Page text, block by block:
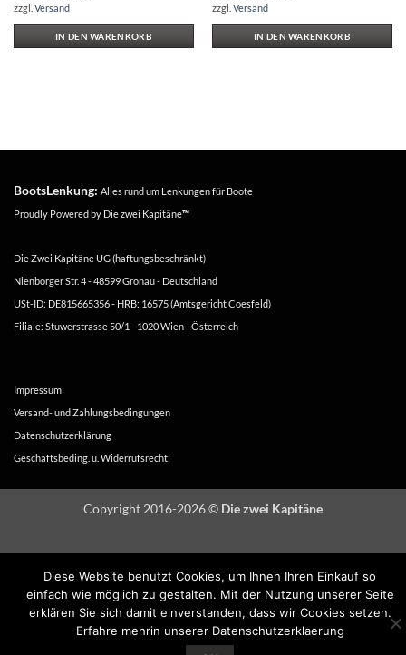
zzgl. Versand
IN DEN WARENKORB
zzgl. Versand
IN DEN WARENKORB
BootsLenkung: Alles rund um Lenkungen für Boote
Proudly Powered by Die zwei Kapitäne™
Die Zwei Kapitäne UG (haftungsbeschränkt)
Nienborger Str. 4 - 48599 Gronau - Deutschland
USt-ID: DE815665356 - HRB: 16575 (Amtsgericht Coesfeld)
Filiale: Stuwerstrasse 50/1 - 1020 Wien - Österreich
Impressum
Versand- und Zahlungsbedingungen
Datenschutzerklärung
Geschäftsbeding. u. Widerrufsrecht
Copyright 2016-2026 © Die zwei Kapitäne
Diese Website benutzt Cookies, um Ihnen Ihren Einkauf so
einfach wie möglich zu gestalten. Mit der Nutzung unserer Seite
erklären Sie sich damit einverstanden, dass wir Cookies setzen.
Erfahre mehrin unserer Datenschutzerklaerung